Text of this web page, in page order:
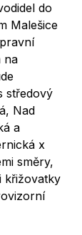
do
Malešice
na
středový
Nad
a
x
směry,
křižovatky